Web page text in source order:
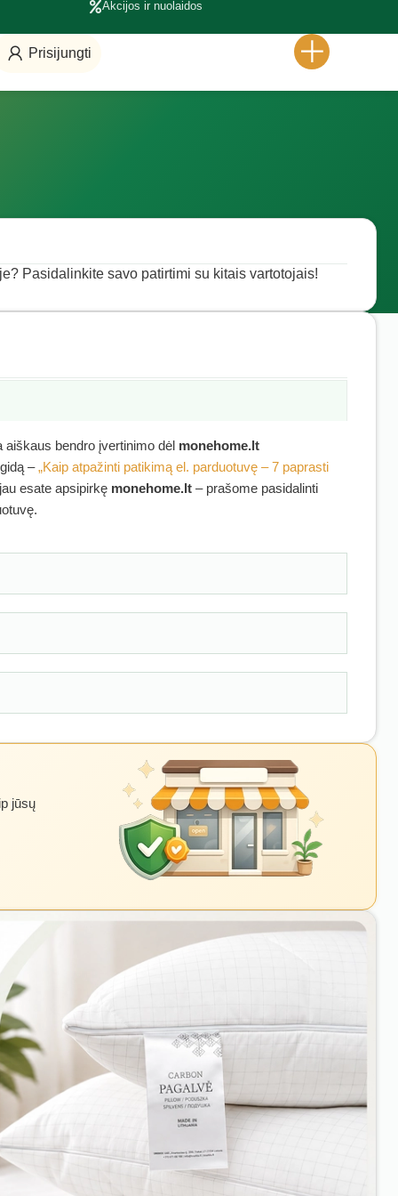
Akcijos ir nuolaidos
Prisijungti
Pasidalinkite savo patirtimi su kitais vartotojais!
aiškaus bendro įvertinimo dėl monehome.lt
–„Kaip atpažinti patikimą el. parduotuvę – 7 paprasti
esate apsipirkę monehome.lt – prašome pasidalinti
jūsų